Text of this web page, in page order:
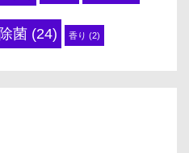
除菌 (24) 香り (2)